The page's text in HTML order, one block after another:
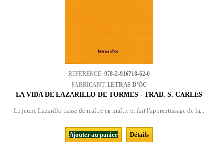
REFERENCE: 978-2-916718-62-0
FABRICANT: LETRAS D'ÒC
LA VIDA DE LAZARILLO DE TORMES - TRAD. S. CARLES
Le jeune Lazarillo passe de maître en maître et fait l'apprentissage de la...
Ajouter au panier
Détails